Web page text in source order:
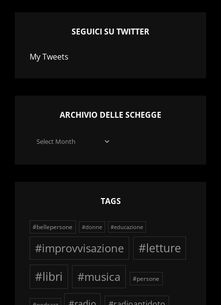
SEGUICI SU TWITTER
My Tweets
ARCHIVIO DELLE SCHEGGE
Archivio
TAGS
#bellepersone #donne #educazione
#improvvisazione
#letture
#libri
#musica #persone